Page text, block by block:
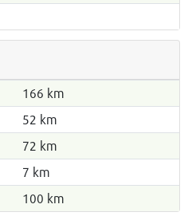
166 km
52 km
72 km
7 km
100 km